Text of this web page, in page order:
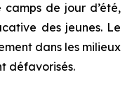
de jour d’été,
des jeunes. Le
dans les milieux
défavorisés.